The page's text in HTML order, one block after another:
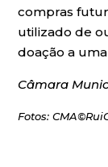
compras
utilizado de
doação a
Câmara
Fotos: